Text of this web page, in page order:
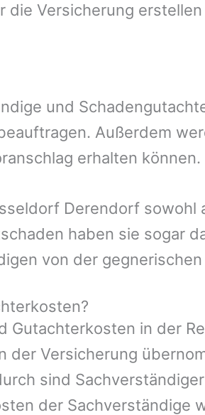
die Versicherung
und
Außerdem
erhalten können.
Derendorf sowohl
haben sie sogar
von der
in der
Versicherung
sind
der Sachverständige